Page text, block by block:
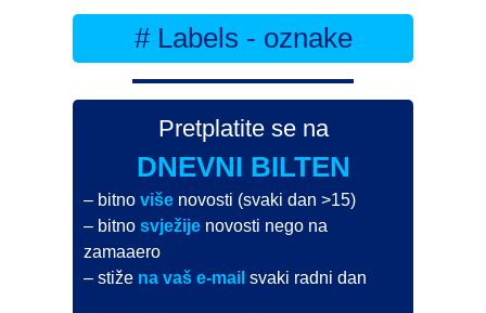
# Labels - oznake
Pretplatite se na
DNEVNI BILTEN
– bitnoviše novosti (svaki dan >15)
– bitnosvježije novosti nego na
zamaaero
– stiže na vaš e-mail svaki radni dan